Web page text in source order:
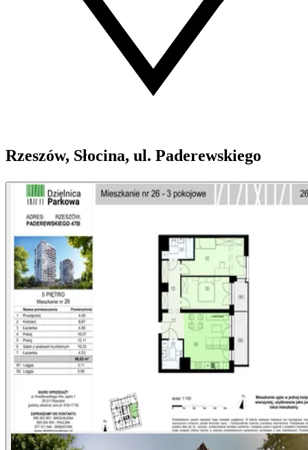
Rzeszów, Słocina, ul. Paderewskiego